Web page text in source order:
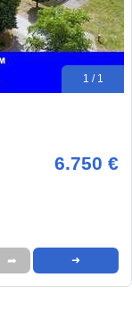
1 / 1
6.750 €
➦ ➜